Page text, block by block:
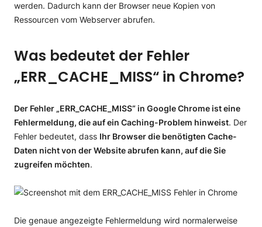
werden. Dadurch kann der Browser neue Kopien von
Ressourcen vom Webserver abrufen.
Was bedeutet der Fehler
„ERR_CACHE_MISS“ in Chrome?
Der Fehler „ERR_CACHE_MISS“ in Google Chrome ist eine
Fehlermeldung, die auf ein Caching-Problem hinweist. Der
Fehler bedeutet, dass Ihr Browser die benötigten Cache-
Daten nicht von der Website abrufen kann, auf die Sie
zugreifen möchten.
Die genaue angezeigte Fehlermeldung wird normalerweise